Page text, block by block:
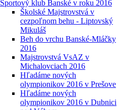
Športový klub Banské v roku 2016
Školské Majstrovstvá v
cezpoľnom behu - Liptovský
Mikuláš
Beh do vrchu Banské-Mláčky
2016
Majstrovstvá VsAZ v
Michalovciach 2016
Hľadáme nových
olympionikov 2016 v Prešove
Hľadáme nových
olympionikov 2016 v Dubnici